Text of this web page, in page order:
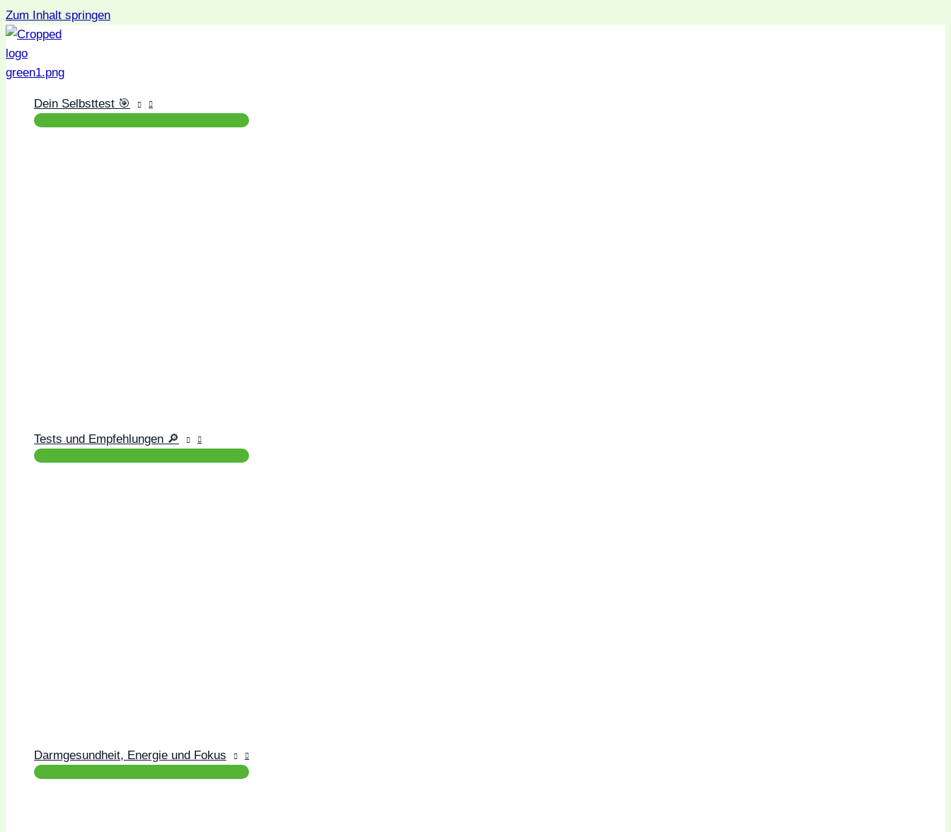
Zum Inhalt springen
Dein Selbsttest 🎯
Tests und Empfehlungen 🔎
Darmgesundheit, Energie und Fokus